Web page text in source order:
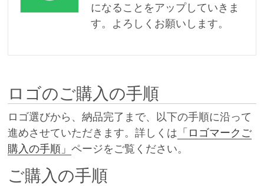
になることをアップしていきま
す。よろしくお願いします。
ロゴのご購入の手順
ロゴ選びから、納品完了まで、以下の手順に沿って
進めさせていただきます。詳しくは 「ロゴマークご
購入の手順」ページをご覧ください。
ご購入の手順